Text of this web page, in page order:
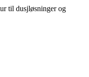
til dusjløsninger og